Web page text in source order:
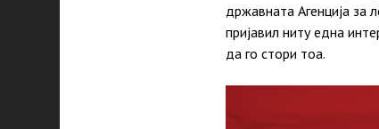
државната Агенција
пријавил ниту една
да го стори тоа.